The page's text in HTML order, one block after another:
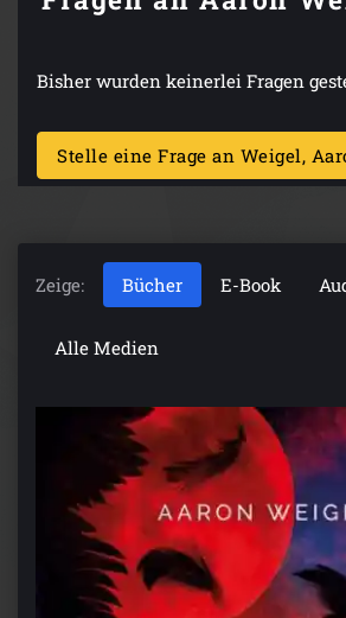
Bisher wurden keinerlei Fragen
Stelle eine Frage an Weigel,
Zeige: Bücher E-Book
Alle Medien